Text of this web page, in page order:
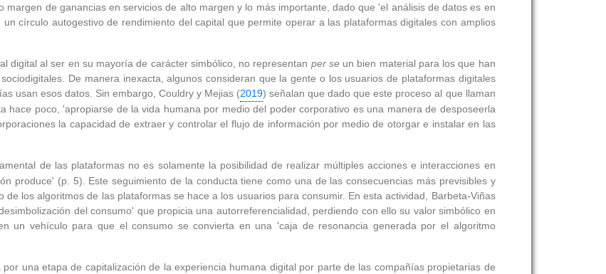
de ganancias en servicios de alto margen y lo más importante, dado que 'el análisis de datos es en
círculo autogestivo de rendimiento del capital que permite operar a las plataformas digitales con amplios
digital al ser en su mayoría de carácter simbólico, no representan per seun bien material para los que han
De manera inexacta, algunos consideran que la gente o los usuarios de plataformas digitales
usan esos datos. Sin embargo, Couldry y Mejias (2019) señalan que dado que este proceso al que llaman
hace poco, 'apropiarse de la vida humana por medio del poder corporativo es una manera de desposeerla
la capacidad de extraer y controlar el flujo de información por medio de otorgar e instalar en las
de las plataformas no es solamente la posibilidad de realizar múltiples acciones e interacciones en
produce' (p. 5). Este seguimiento de la conducta tiene como una de las consecuencias más previsibles y
los algoritmos de las plataformas se hace a los usuarios para consumir. En esta actividad, Barbeta-Viñas
del consumo' que propicia una autorreferencialidad, perdiendo con ello su valor simbólico en
un vehículo para que el consumo se convierta en una 'caja de resonancia generada por el algoritmo
una etapa de capitalización de la experiencia humana digital por parte de las compañías propietarias de